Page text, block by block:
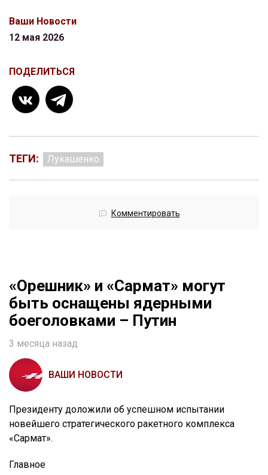
Ваши Новости
12 мая 2026
ПОДЕЛИТЬСЯ
ТЕГИ: Лукашенко
Комментировать
«Орешник» и «Сармат» могут
быть оснащены ядерными
боеголовками – Путин
3 месяца назад
ВАШИ НОВОСТИ
Президенту доложили об успешном испытании
новейшего стратегического ракетного комплекса
«Сармат».
Главное